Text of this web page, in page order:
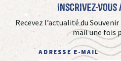
Inscrivez-vous
Recevez l’actualité du
mail une fois
ADRESSE E-MAIL